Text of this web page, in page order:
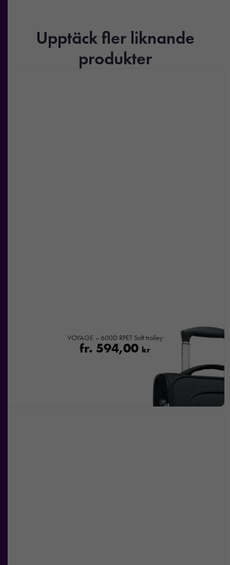
Upptäck fler liknande
produkter
VOYAGE – 600D RPET Soft trolley
fr. 594,00 kr